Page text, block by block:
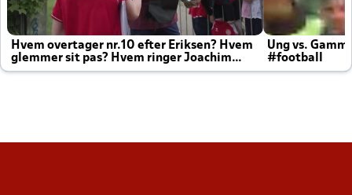
Hvem overtager nr.10 efter Eriksen? Hvem
glemmer sit pas? Hvem ringer Joachim
altid til efter kampe?
Ung vs.
#football